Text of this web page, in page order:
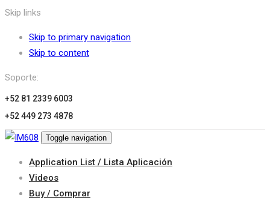
Skip links
Skip to primary navigation
Skip to content
Soporte:
+52 81 2339 6003
+52 449 273 4878
Toggle navigation
Application List / Lista Aplicación
Videos
Buy / Comprar